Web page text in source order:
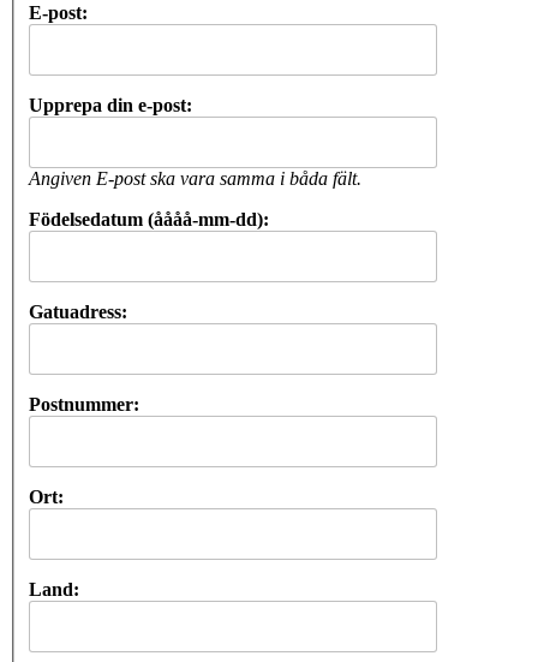
E-post:
Upprepa din e-post:
Angiven E-post ska vara samma i båda fält.
Födelsedatum (åååå-mm-dd):
Gatuadress:
Postnummer:
Ort:
Land: